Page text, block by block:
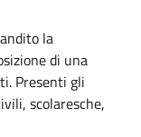
la
di una
Presenti gli
scolaresche,